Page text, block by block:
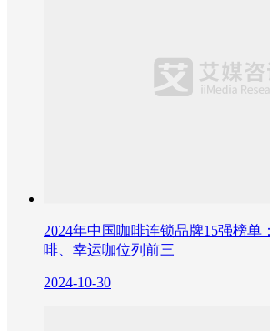
2024年中国咖啡连锁品牌15强榜单
啡、幸运咖位列前三
2024-10-30